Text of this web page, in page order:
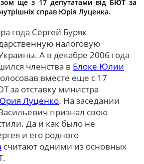
ще з 17 депутатами від БЮТ за
справ Юрія Луценка.
года Сергей Буряк
налоговую
А в декабре 2006 года
членства в Блоке Юлии
вместе еще с 17
за отставку министра
Луценко. На заседании
признал свою
Да и как было не
и его родного
считают одними из основных